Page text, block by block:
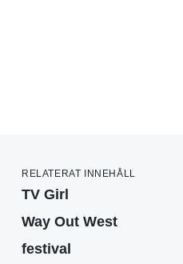
RELATERAT INNEHÅLL
TV Girl
Way Out West
festival